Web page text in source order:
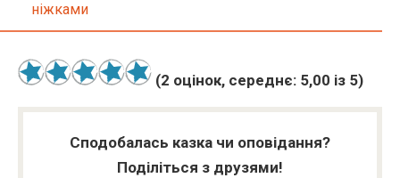
ніжками
(2 оцінок, середнє: 5,00 із 5)
Сподобалась казка чи оповідання?
Поділіться з друзями!